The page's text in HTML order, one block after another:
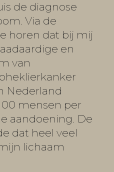
de diagnose
Via de
horen dat bij mij
en
van
Nederland
mensen per
aandoening. De
dat heel veel
lichaam